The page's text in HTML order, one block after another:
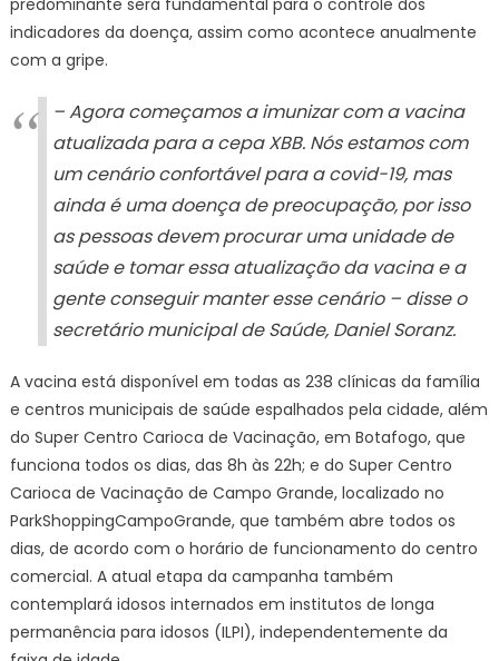
predominante será fundamental para o controle dos
indicadores da doença, assim como acontece anualmente
com a gripe.
– Agora começamos a imunizar com a vacina
atualizada para a cepa XBB. Nós estamos com
um cenário confortável para a covid-19, mas
ainda é uma doença de preocupação, por isso
as pessoas devem procurar uma unidade de
saúde e tomar essa atualização da vacina e a
gente conseguir manter esse cenário – disse o
secretário municipal de Saúde, Daniel Soranz.
A vacina está disponível em todas as 238 clínicas da família
e centros municipais de saúde espalhados pela cidade, além
do Super Centro Carioca de Vacinação, em Botafogo, que
funciona todos os dias, das 8h às 22h; e do Super Centro
Carioca de Vacinação de Campo Grande, localizado no
ParkShoppingCampoGrande, que também abre todos os
dias, de acordo com o horário de funcionamento do centro
comercial. A atual etapa da campanha também
contemplará idosos internados em institutos de longa
permanência para idosos (ILPI), independentemente da